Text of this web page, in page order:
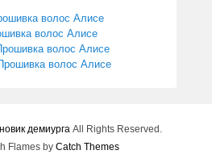
волос Алисе
волос Алисе
волос Алисе
волос Алисе
демиургаAll Rights Reserved.
Flames by Catch Themes